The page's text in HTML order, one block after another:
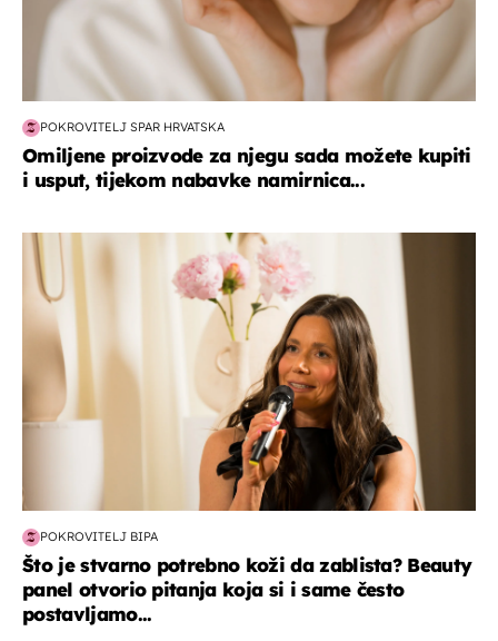
POKROVITELJ SPAR HRVATSKA
Omiljene proizvode za njegu sada možete kupiti
i usput, tijekom nabavke namirnica...
moda & ljepota
POKROVITELJ BIPA
Što je stvarno potrebno koži da zablista? Beauty
panel otvorio pitanja koja si i same često
postavljamo...